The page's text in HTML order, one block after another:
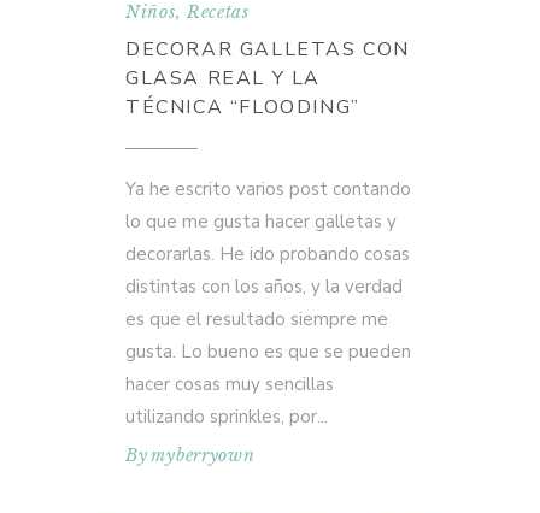
Niños, Recetas
DECORAR GALLETAS CON
GLASA REAL Y LA
TÉCNICA “FLOODING”
Ya he escrito varios post contando
lo que me gusta hacer galletas y
decorarlas. He ido probando cosas
distintas con los años, y la verdad
es que el resultado siempre me
gusta. Lo bueno es que se pueden
hacer cosas muy sencillas
utilizando sprinkles, por
Bymyberryown